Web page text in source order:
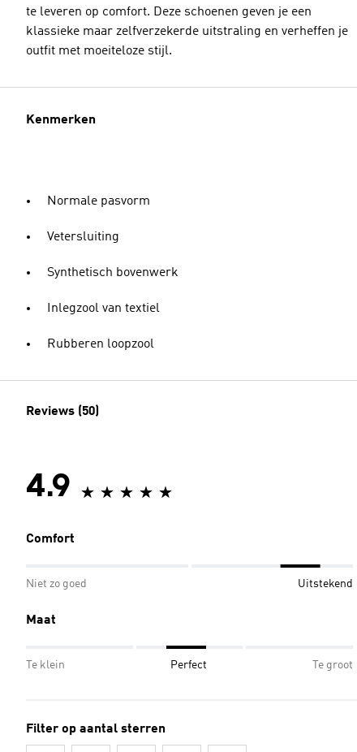
te leveren op comfort. Deze schoenen geven je een
klassieke maar zelfverzekerde uitstraling en verheffen je
outfit met moeiteloze stijl.
Kenmerken
Normale pasvorm
Vetersluiting
Synthetisch bovenwerk
Inlegzool van textiel
Rubberen loopzool
Reviews (50)
4.9
Comfort
Niet zo goed Uitstekend
Maat
Te klein Perfect Te groot
Filter op aantal sterren